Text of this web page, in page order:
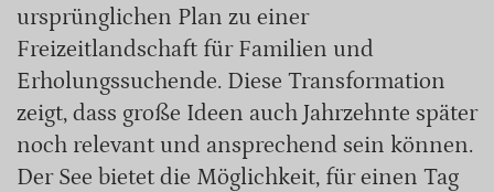
ursprünglichen Plan zu einer
Freizeitlandschaft für Familien und
Erholungssuchende. Diese Transformation
zeigt, dass große Ideen auch Jahrzehnte später
noch relevant und ansprechend sein können.
Der See bietet die Möglichkeit, für einen Tag